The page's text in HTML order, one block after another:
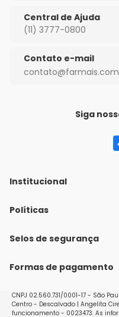
Central de Ajuda
(11) 3777-0800
Contato e-mail
Siga
Institucional
Quem Somos
Nossas lojas
Políticas
Política de Envio
Políticas de Trocas e
Selos de segurança
Formas de pagamento
CNPJ 02.560.731/0001-17 - São
Centro - Descalvado | Angelita
funcionamento - 0023473. As